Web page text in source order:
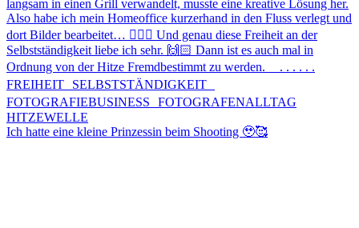
Ich hatte eine kleine Prinzessin beim Shooting 🥹🥰